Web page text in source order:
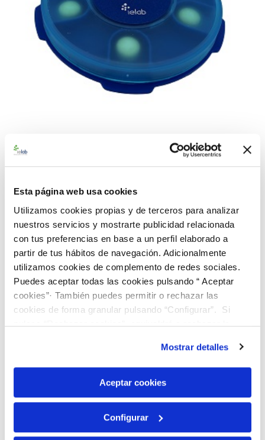
Esta página web usa cookies
Utilizamos cookies propias y de terceros para analizar
nuestros servicios y mostrarte publicidad relacionada
con tus preferencias en base a un perfil elaborado a
partir de tus hábitos de navegación. Adicionalmente
utilizamos cookies de complemento de redes sociales.
Puedes aceptar todas las cookies pulsando “ Aceptar
cookies”· También puedes permitir o rechazar las
cookies de forma granular pulsando “Configurar”. Si
pulsas “Rechazar cookies”, equivaldrá a rechazar la
son indispensables para que el sitio web funcione y que
por tanto no se pueden desactivar. Puedes consultar
más información en nuestraPolítica de Cookies
Mostrar detalles
Aceptar cookies
Configurar
990295 BACuanti Rango
Alto-Farma C. sporogenes
CECT 485
Material de referencia microbiológico microbiológico certificado
y cuantitativo de Clostridium sporogenesCECT 485.
Suministrado en un dispensador BACuanti de 5 pastillas.
Rango de concentración alto farma (>100 ufc/0.1 mL)
187,00 €
AÑADIR AL CARRITO